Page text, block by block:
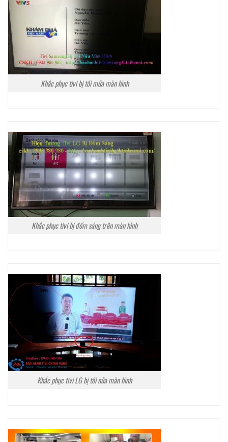
Khắc phục tivi bị tối mửa màn hình
Khắc phục tivi bị đốm sáng trên màn hình
Khắc phục tivi LG bị tối nửa màn hình